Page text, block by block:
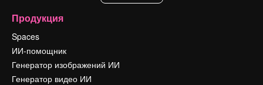
Продукция
Spaces
ИИ-помощник
Генератор изображений ИИ
Генератор видео ИИ